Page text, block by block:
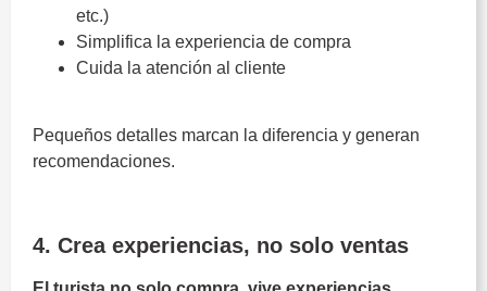
etc.)
Simplifica la experiencia de compra
Cuida la atención al cliente
Pequeños detalles marcan la diferencia y generan
recomendaciones.
4. Crea experiencias, no solo ventas